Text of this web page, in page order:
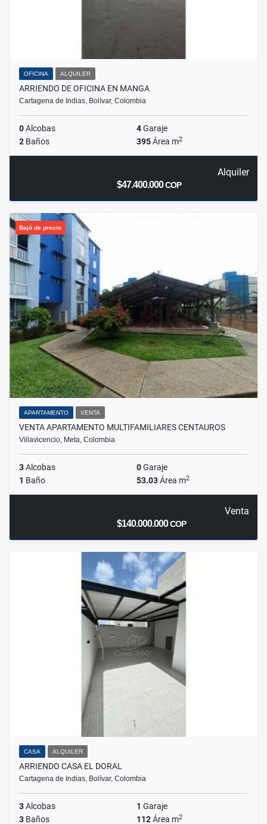
OFICINA ALQUILER
ARRIENDO DE OFICINA EN MANGA
Cartagena de Indias, Bolívar, Colombia
0Alcobas 4Garaje
2 Baños 395Área m2
Alquiler
$47.400.000COP
Bajó de precio
APARTAMENTO VENTA
VENTA APARTAMENTO MULTIFAMILIARES CENTAUROS
Villavicencio, Meta, Colombia
3Alcobas 0Garaje
1 Baño 53.03Área m2
Venta
$140.000.000COP
CASA ALQUILER
ARRIENDO CASA EL DORAL
Cartagena de Indias, Bolívar, Colombia
3Alcobas 1 Garaje
3 Baños 112Área m2